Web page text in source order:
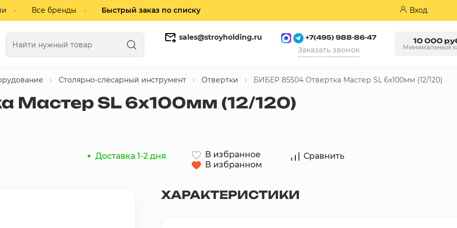
Все бренды Быстрый заказ по списку Вход
sales@stroyholding.ru +7(495) 988-86-47
Заказать звонок
10 000
Минимальный
Газобетонные блоки Кирпич Пазогребневые плиты (ПГП)
Столярно-слесарный инструмент Отвертки БИБЕР 85504 Отвертка Мастер SL 6х100мм (12/120)
Мастер SL 6х100мм (12/120)
Доставка 1-2 дня
В избранное
В избранном
Сравнить
ХАРАКТЕРИСТИКИ